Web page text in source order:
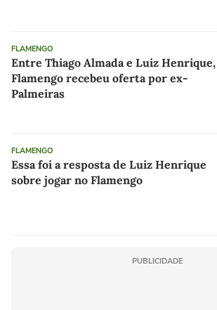
FLAMENGO
Entre Thiago Almada e Luiz Henrique,
Flamengo recebeu oferta por ex-
Palmeiras
FLAMENGO
Essa foi a resposta de Luiz Henrique
sobre jogar no Flamengo
PUBLICIDADE